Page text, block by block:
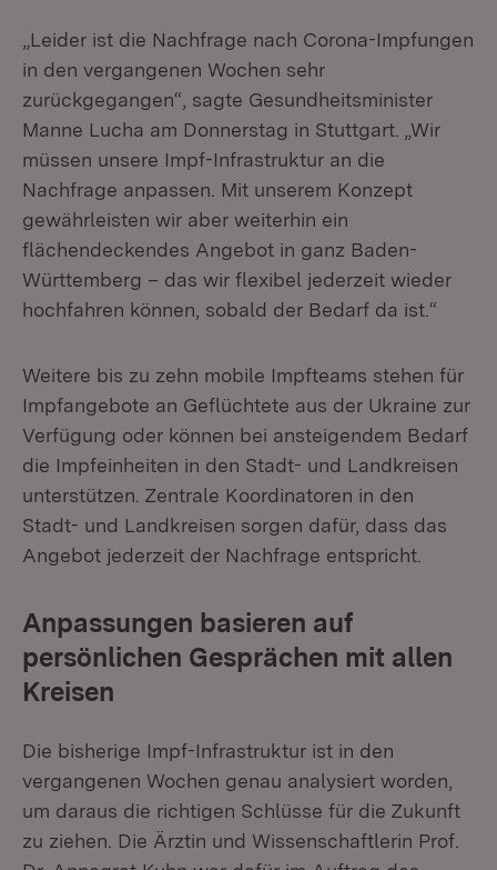
„Leider ist die Nachfrage nach Corona-Impfungen
in den vergangenen Wochen sehr
zurückgegangen“, sagte Gesundheitsminister
Manne Lucha am Donnerstag in Stuttgart. „Wir
müssen unsere Impf-Infrastruktur an die
Nachfrage anpassen. Mit unserem Konzept
gewährleisten wir aber weiterhin ein
flächendeckendes Angebot in ganz Baden-
Württemberg – das wir flexibel jederzeit wieder
hochfahren können, sobald der Bedarf da ist.“
Weitere bis zu zehn mobile Impfteams stehen für
Impfangebote an Geflüchtete aus der Ukraine zur
Verfügung oder können bei ansteigendem Bedarf
die Impfeinheiten in den Stadt- und Landkreisen
unterstützen. Zentrale Koordinatoren in den
Stadt- und Landkreisen sorgen dafür, dass das
Angebot jederzeit der Nachfrage entspricht.
Anpassungen basieren auf
persönlichen Gesprächen mit allen
Kreisen
Die bisherige Impf-Infrastruktur ist in den
vergangenen Wochen genau analysiert worden,
um daraus die richtigen Schlüsse für die Zukunft
zu ziehen. Die Ärztin und Wissenschaftlerin Prof.